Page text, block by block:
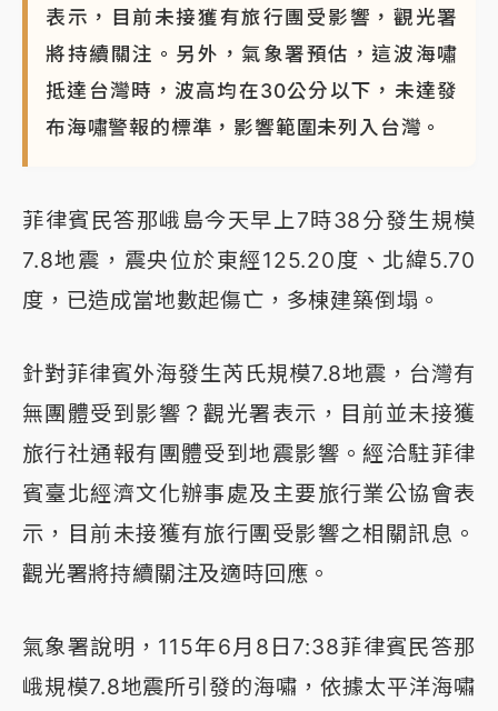
表示，目前未接獲有旅行團受影響，觀光署
將持續關注。另外，氣象署預估，這波海嘯
抵達台灣時，波高均在30公分以下，未達發
布海嘯警報的標準，影響範圍未列入台灣。
菲律賓民答那峨島今天早上7時38分發生規模
7.8地震，震央位於東經125.20度、北緯5.70
度，已造成當地數起傷亡，多棟建築倒塌。
針對菲律賓外海發生芮氏規模7.8地震，台灣有
無團體受到影響？觀光署表示，目前並未接獲
旅行社通報有團體受到地震影響。經洽駐菲律
賓臺北經濟文化辦事處及主要旅行業公協會表
示，目前未接獲有旅行團受影響之相關訊息。
觀光署將持續關注及適時回應。
氣象署說明，115年6月8日7:38菲律賓民答那
峨規模7.8地震所引發的海嘯，依據太平洋海嘯